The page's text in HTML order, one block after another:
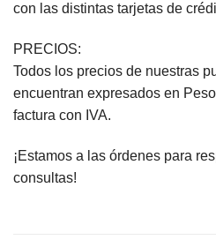
con las distintas tarjetas de
PRECIOS:
Todos los precios de nuestras
encuentran expresados en
factura con IVA.
¡Estamos a las órdenes para
consultas!